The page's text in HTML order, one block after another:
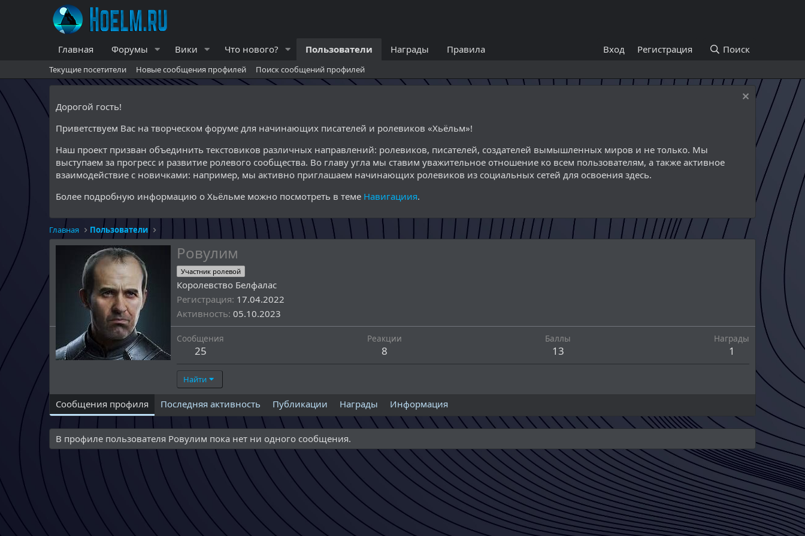
Главная Форумы Вики Что нового? Пользователи Награды Правила Вход Регистрация Поиск
Текущие посетители Новые сообщения профилей Поиск сообщений профилей
Дорогой гость!
Приветствуем Вас на творческом форуме для начинающих писателей и ролевиков «Хьёльм»!
Наш проект призван объединить текстовиков различных направлений: ролевиков, писателей, создателей вымышленных миров и не только. Мы
выступаем за прогресс и развитие ролевого сообщества. Во главу угла мы ставим уважительное отношение ко всем пользователям, а также активное
взаимодействие с новичками: например, мы активно приглашаем начинающих ролевиков из социальных сетей для освоения здесь.
Более подробную информацию о Хьёльме можно посмотреть в теме Навигациия.
Главная Пользователи
Ровулим
Участник ролевой
Королевство Белфалас
Регистрация 17.04.2022
Активность 05.10.2023
Сообщения
25
Реакции
8
Баллы
13
Награды
1
Найти
Сообщения профиля Последняя активность Публикации Награды Информация
В профиле пользователя Ровулим пока нет ни одного сообщения.